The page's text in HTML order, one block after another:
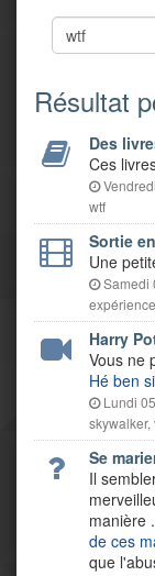
Résultat
Des
Ces
wtf
Sortie
Une
Samedi
expérience
Harry
Vous ne
Hé ben
Lundi
skywalker,
Se
Il
manière
de ces
que